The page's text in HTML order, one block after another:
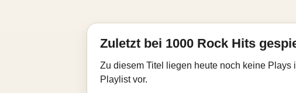
Zuletzt bei 1000 Rock Hits
Zu diesem Titel liegen heute noch keine Plays
Playlist vor.